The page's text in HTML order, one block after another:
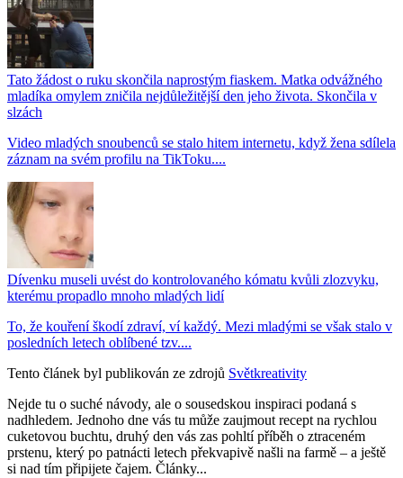
Tato žádost o ruku skončila naprostým fiaskem. Matka odvážného
mladíka omylem zničila nejdůležitější den jeho života. Skončila v
slzách
Video mladých snoubenců se stalo hitem internetu, když žena sdílela
záznam na svém profilu na TikToku....
Dívenku museli uvést do kontrolovaného kómatu kvůli zlozvyku,
kterému propadlo mnoho mladých lidí
To, že kouření škodí zdraví, ví každý. Mezi mladými se však stalo v
posledních letech oblíbené tzv....
Tento článek byl publikován ze zdrojů Světkreativity
Nejde tu o suché návody, ale o sousedskou inspiraci podaná s
nadhledem. Jednoho dne vás tu může zaujmout recept na rychlou
cuketovou buchtu, druhý den vás zas pohltí příběh o ztraceném
prstenu, který po patnácti letech překvapivě našli na farmě – a ještě
si nad tím připijete čajem. Články...